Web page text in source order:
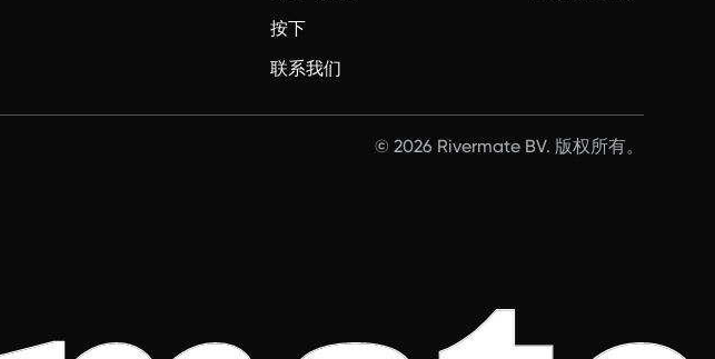
按下
联系我们
© 2026 Rivermate BV. 版权所有。